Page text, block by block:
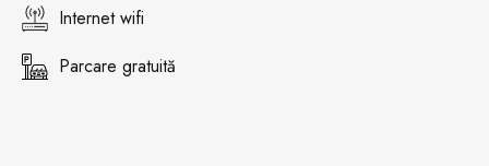
Internet wifi
Parcare gratuită